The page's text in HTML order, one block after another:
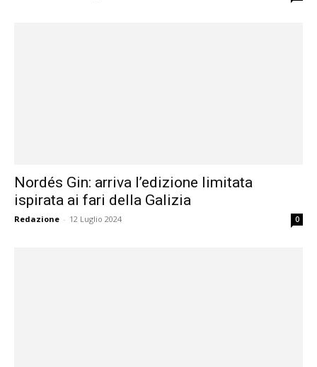
Nordés Gin: arriva l’edizione limitata
ispirata ai fari della Galizia
Redazione - 12 Luglio 2024 0